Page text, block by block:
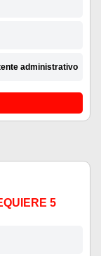
administrativo
5